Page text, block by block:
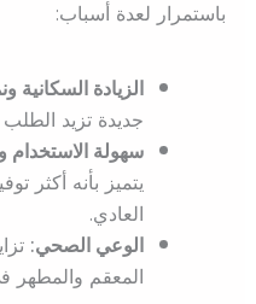
باستمرار لعدة أسباب:
الزيادة السكانية
جديدة تزيد
سهولة الاستخدام
يتميز بأنه أكثر
العادي.
الوعي الصحي:
المعقم